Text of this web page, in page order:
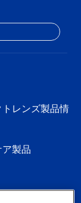
トレンズ製品情
製品